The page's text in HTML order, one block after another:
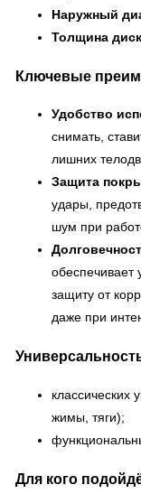
Наружный
Толщина
Ключевые
Удобство
снимать,
лишних
Защита
удары,
шум при
обеспечивает
защиту от
даже при
классических
жимы, тяги);
Для кого